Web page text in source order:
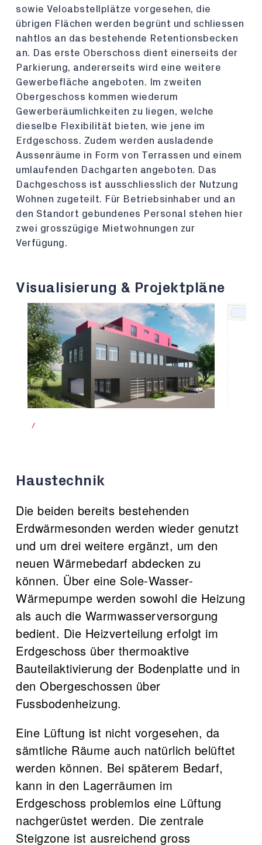
sowie Veloabstellplätze vorgesehen, die
übrigen Flächen werden begrünt und schliessen
nahtlos an das bestehende Retentionsbecken
an. Das erste Oberschoss dient einerseits der
Parkierung, andererseits wird eine weitere
Gewerbefläche angeboten. Im zweiten
Obergeschoss kommen wiederum
Gewerberäumlichkeiten zu liegen, welche
dieselbe Flexibilität bieten, wie jene im
Erdgeschoss. Zudem werden ausladende
Aussenräume in Form von Terrassen und einem
umlaufenden Dachgarten angeboten. Das
Dachgeschoss ist ausschliesslich der Nutzung
Wohnen zugeteilt. Für Betriebsinhaber und an
den Standort gebundenes Personal stehen hier
zwei grosszügige Mietwohnungen zur
Verfügung.
Visualisierung & Projektpläne
/
Haustechnik
Die beiden bereits bestehenden
Erdwärmesonden werden wieder genutzt
und um drei weitere ergänzt, um den
neuen Wärmebedarf abdecken zu
können. Über eine Sole-Wasser-
Wärmepumpe werden sowohl die Heizung
als auch die Warmwasserversorgung
bedient. Die Heizverteilung erfolgt im
Erdgeschoss über thermoaktive
Bauteilaktivierung der Bodenplatte und in
den Obergeschossen über
Fussbodenheizung.
Eine Lüftung ist nicht vorgesehen, da
sämtliche Räume auch natürlich belüftet
werden können. Bei späterem Bedarf,
kann in den Lagerräumen im
Erdgeschoss problemlos eine Lüftung
nachgerüstet werden. Die zentrale
Steigzone ist ausreichend gross